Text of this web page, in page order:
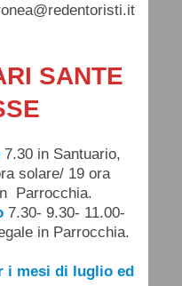
SANTE
7.30 in Santuario,
solare/ 19 ora
Parrocchia.
7.30- 9.30- 11.00-
in Parrocchia.
i mesi di luglio ed